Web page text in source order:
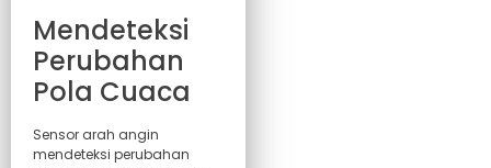
Mendeteksi
Perubahan
Pola Cuaca
Sensor arah angin
mendeteksi perubahan